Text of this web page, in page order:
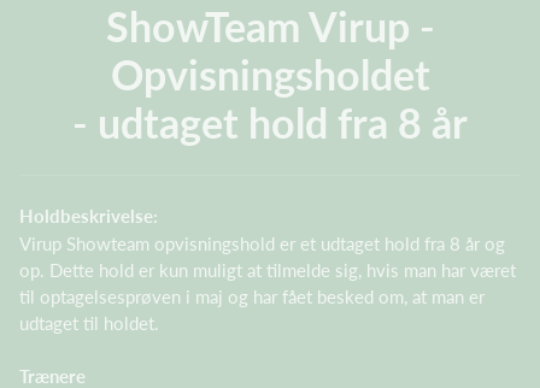
ShowTeam Virup -
Opvisningsholdet
- udtaget hold fra 8 år
Holdbeskrivelse:
Virup Showteam opvisningshold er et udtaget hold fra 8 år og
op. Dette hold er kun muligt at tilmelde sig, hvis man har været
til optagelsesprøven i maj og har fået besked om, at man er
udtaget til holdet.
Trænere